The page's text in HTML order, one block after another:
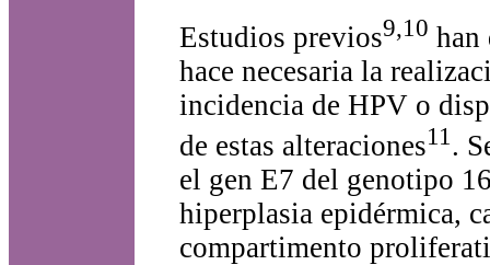
Estudios previos9,10 han
hace necesaria la
incidencia de HPV o
de estas alteraciones11 .
el gen E7 del genotipo
hiperplasia epidérmica,
compartimento